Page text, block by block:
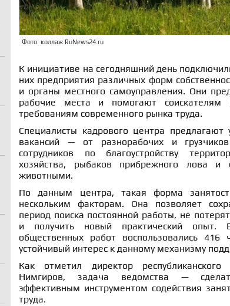
Фото: коллаж RuNews24.ru
К инициативе на сегодняшний день
них предприятия различных форм
и органы местного самоуправления. Они
рабочие места и помогают соискателям
требованиям современного рынка труда.
Специалисты кадрового центра предлагают
вакансий — от разнорабочих и
сотрудников по благоустройству
хозяйства, рыбаков прибрежного лова и
животными.
По данным центра, такая форма
нескольким факторам. Она позволяет
период поиска постоянной работы, не
и получить новый практический опыт.
общественных работ воспользовались 416
устойчивый интерес к данному механизму
Как отметил директор
Нимгиров, задача ведомства —
эффективным инструментом содействия
труда.